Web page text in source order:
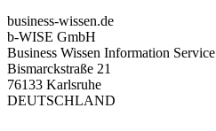
business-wissen.de
b-WISE GmbH
Business Wissen Information Service
Bismarckstraße 21
76133 Karlsruhe
DEUTSCHLAND